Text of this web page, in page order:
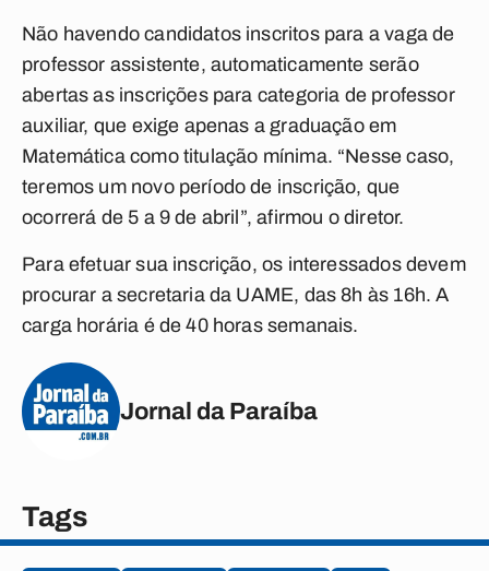
Não havendo candidatos inscritos para a vaga de
professor assistente, automaticamente serão
abertas as inscrições para categoria de professor
auxiliar, que exige apenas a graduação em
Matemática como titulação mínima. “Nesse caso,
teremos um novo período de inscrição, que
ocorrerá de 5 a 9 de abril”, afirmou o diretor.
Para efetuar sua inscrição, os interessados devem
procurar a secretaria da UAME, das 8h às 16h. A
carga horária é de 40 horas semanais.
Jornal da Paraíba
Tags